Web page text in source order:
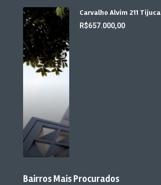
Carvalho Alvim 211 Tijuca
R$657.000,00
Bairros Mais Procurados